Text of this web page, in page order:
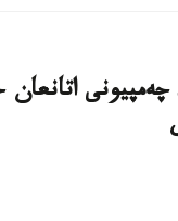
چەمپيونى اتانعان